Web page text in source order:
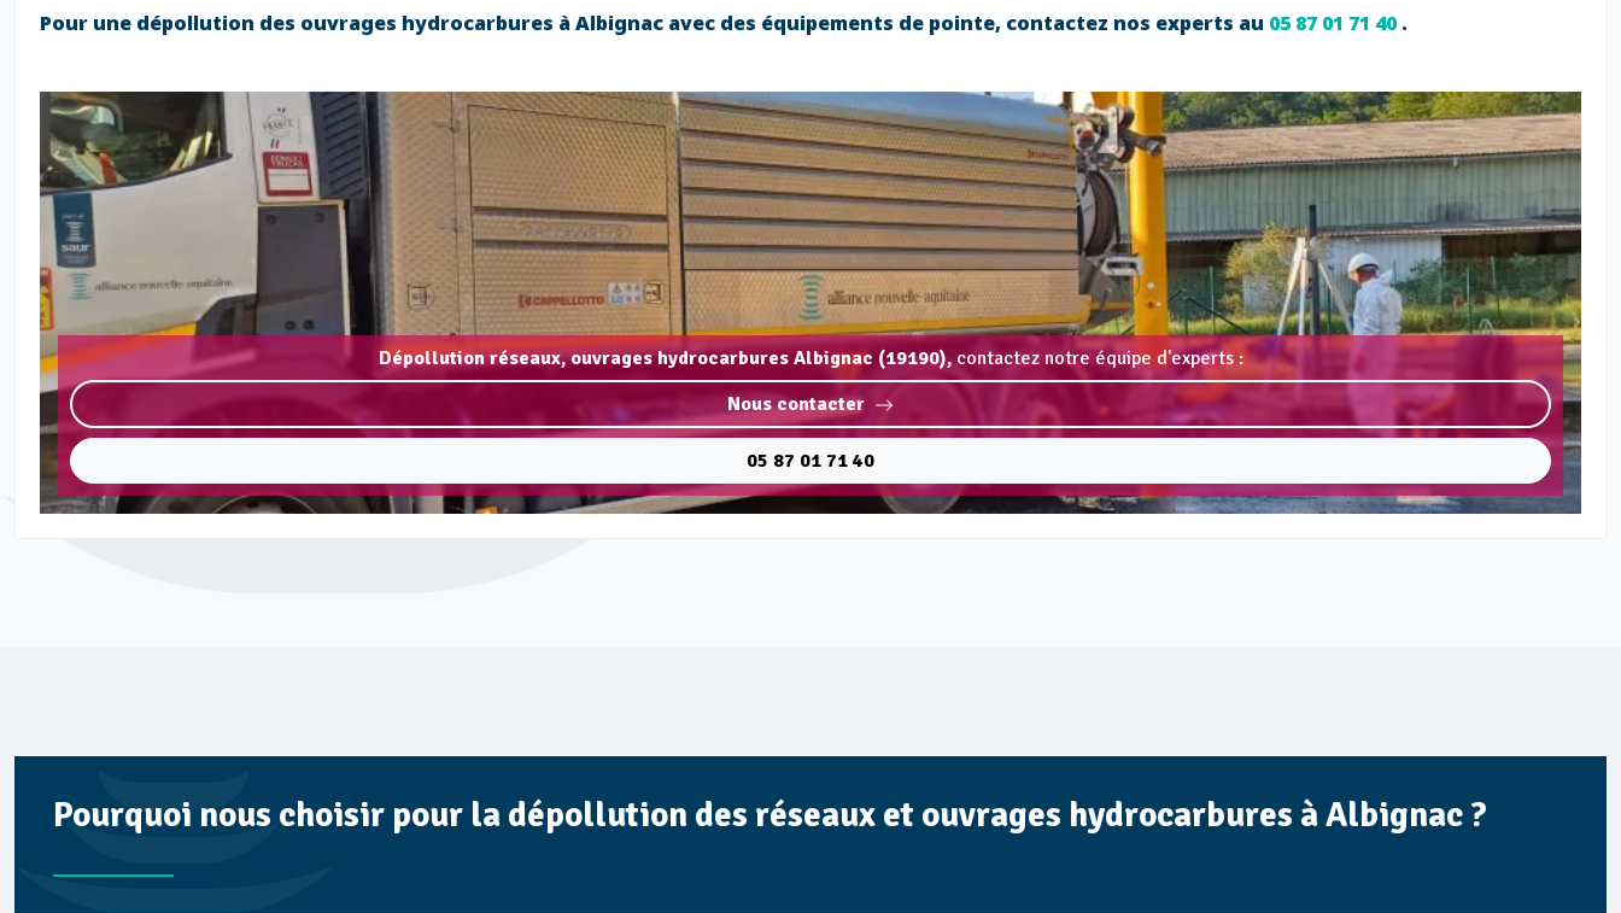
Pour une dépollution des ouvrages hydrocarbures à Albignac avec des équipements de pointe, contactez nos experts au 05 87 01 71 40.
Dépollution réseaux, ouvrages hydrocarbures Albignac (19190), contactez notre équipe d'experts :
Nous contacter
05 87 01 71 40
Pourquoi nous choisir pour la dépollution des réseaux et ouvrages hydrocarbures à Albignac ?